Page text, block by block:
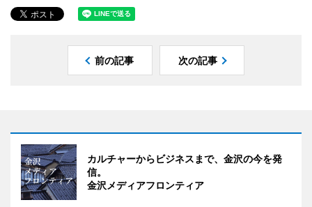
前の記事 次の記事
カルチャーからビジネスまで、金沢の今を発
信。
金沢メディアフロンティア